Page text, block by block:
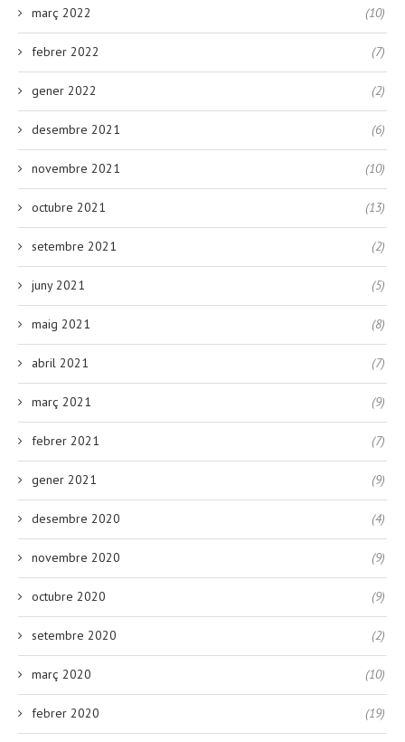
març 2022 (10)
febrer 2022 (7)
gener 2022 (2)
desembre 2021 (6)
novembre 2021 (10)
octubre 2021 (13)
setembre 2021 (2)
juny 2021 (5)
maig 2021 (8)
abril 2021 (7)
març 2021 (9)
febrer 2021 (7)
gener 2021 (9)
desembre 2020 (4)
novembre 2020 (9)
octubre 2020 (9)
setembre 2020 (2)
març 2020 (10)
febrer 2020 (19)